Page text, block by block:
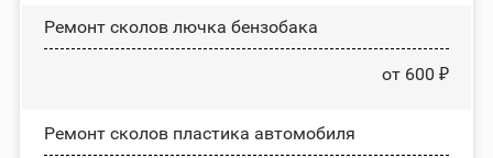
Ремонт сколов лючка бензобака
от 600 ₽
Ремонт сколов пластика автомобиля